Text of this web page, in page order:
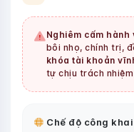
Nghiêm cấm
bôi nhọ, chính trị,
khóa tài khoản
tự chịu trách
Chế độ công khai